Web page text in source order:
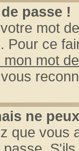
passe !
mot
Pour ce
mon mot
ne
que vous